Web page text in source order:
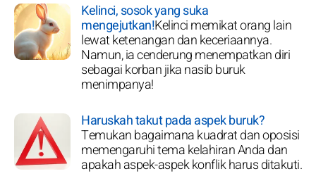
Kelinci, sosok yang suka
mengejutkan!Kelinci memikat orang lain
lewat ketenangan dan keceriaannya.
Namun, ia cenderung menempatkan diri
sebagai korban jika nasib buruk
menimpanya!
Haruskah takut pada aspek buruk?
Temukan bagaimana kuadrat dan oposisi
memengaruhi tema kelahiran Anda dan
apakah aspek-aspek konflik harus ditakuti.